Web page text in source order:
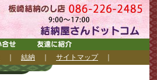
結納 サイトマップ｜